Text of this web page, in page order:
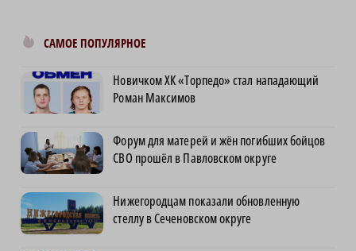
САМОЕ ПОПУЛЯРНОЕ
Новичком ХК «Торпедо» стал нападающий
Роман Максимов
Форум для матерей и жён погибших бойцов
СВО прошёл в Павловском округе
Нижегородцам показали обновленную
стеллу в Сеченовском округе